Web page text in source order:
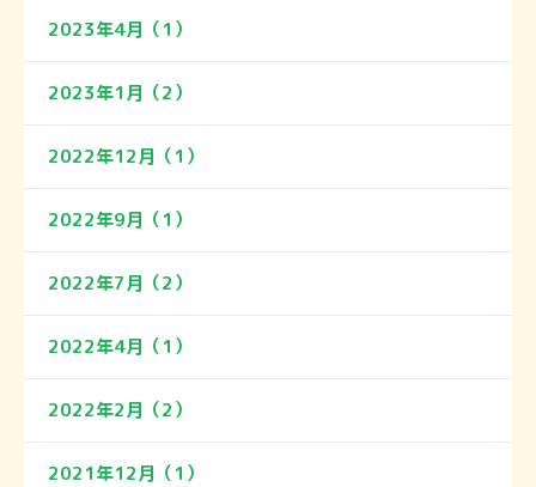
2023年4月（1）
2023年1月（2）
2022年12月（1）
2022年9月（1）
2022年7月（2）
2022年4月（1）
2022年2月（2）
2021年12月（1）